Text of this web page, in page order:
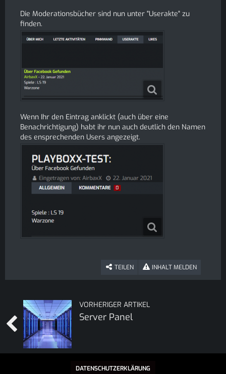
Die Moderationsbücher sind nun unter "Userakte" zu
finden.
Wenn Ihr den Eintrag anklickt (auch über eine
Benachrichtigung) habt ihr nun auch deutlich den Namen
des ensprechenden Users angezeigt.
TEILEN INHALT MELDEN
VORHERIGER ARTIKEL
Server Panel
DATENSCHUTZERKLÄRUNG